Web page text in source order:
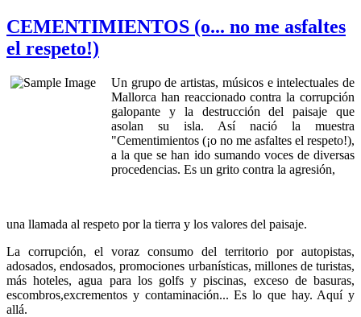
CEMENTIMIENTOS (o... no me asfaltes
el respeto!)
Un grupo de artistas, músicos e intelectuales de
Mallorca han reaccionado contra la corrupción
galopante y la destrucción del paisaje que
asolan su isla. Así nació la muestra
"Cementimientos (¡o no me asfaltes el respeto!),
a la que se han ido sumando voces de diversas
procedencias. Es un grito contra la agresión,
una llamada al respeto por la tierra y los valores del paisaje.
La corrupción, el voraz consumo del territorio por autopistas,
adosados, endosados, promociones urbanísticas, millones de turistas,
más hoteles, agua para los golfs y piscinas, exceso de basuras,
escombros,excrementos y contaminación... Es lo que hay. Aquí y
allá.